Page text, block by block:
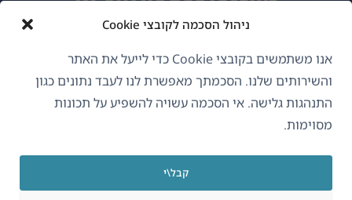
ניהול הסכמה לקובצי Cookie
אנו משתמשים בקובצי Cookie כדי לייעל את האתר
והשירותים שלנו. הסכמתך מאפשרת לנו לעבד נתונים כגון
התנהגות גלישה. אי הסכמה עשויה להשפיע על תכונות
מסוימות.
קבל\י
עברית
GDPR ומדיניות פרטיות
הצטרף לצוות שלנו(נפתח
בחלון
חדש)
בחלון
חדש)
בחלון